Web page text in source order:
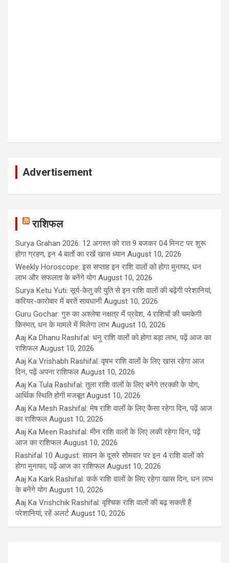
Advertisement
राशिफल
Surya Grahan 2026: 12 अगस्त को रात 9 बजकर 04 मिनट पर शुरू
होगा ग्रहण, इन 4 बातों का रखें खास ध्यान August 10, 2026
Weekly Horoscope: इस सप्ताह इन राशि वालों को होगा मुनाफा, धन
लाभ और सफलता के बनेंगे योग August 10, 2026
Surya Ketu Yuti: सूर्य-केतु की युति से इन राशि वालों की बढ़ेंगी परेशानियां,
करियर-कारोबार में बरतें सावधानी August 10, 2026
Guru Gochar: गुरु का अश्लेषा नक्षत्र में प्रवेश, 4 राशियों की चमकेगी
किस्मत, धन के मामले में मिलेगा लाभ August 10, 2026
Aaj Ka Dhanu Rashifal: धनु राशि वालों को होगा बड़ा लाभ, पढ़ें आज का
राशिफल August 10, 2026
Aaj Ka Vrishabh Rashifal: वृषभ राशि वालों के लिए खास रहेगा आज
दिन, पढ़ें अपना राशिफल August 10, 2026
Aaj Ka Tula Rashifal: तुला राशि वालों के लिए बनेंगे तरक्की के योग,
आर्थिक स्थिति होगी मजबूत August 10, 2026
Aaj Ka Mesh Rashifal: मेष राशि वालों के लिए कैसा रहेगा दिन, पढ़ें आज
का राशिफल August 10, 2026
Aaj Ka Meen Rashifal: मीन राशि वालों के लिए लकी रहेगा दिन, पढ़ें
आज का राशिफल August 10, 2026
Rashifal 10 August: सावन के दूसरे सोमवार पर इन 4 राशि वालों को
होगा मुनाफा, पढ़ें आज का राशिफल August 10, 2026
Aaj Ka Kark Rashifal: कर्क राशि वालों के लिए रहेगा खास दिन, धन लाभ
के बनेंगे योग August 10, 2026
Aaj Ka Vrishchik Rashifal: वृश्चिक राशि वालों की बढ़ सकती हैं
परेशानियां, रहें अलर्ट August 10, 2026